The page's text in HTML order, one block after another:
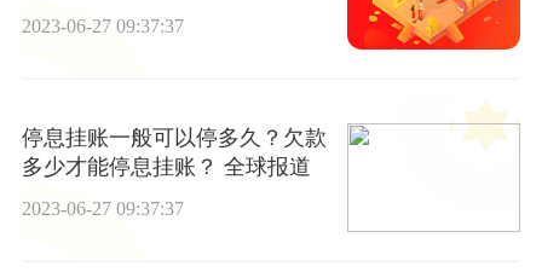
天天动态
2023-06-27 09:37:37
停息挂账一般可以停多久？欠款
多少才能停息挂账？ 全球报道
2023-06-27 09:37:37